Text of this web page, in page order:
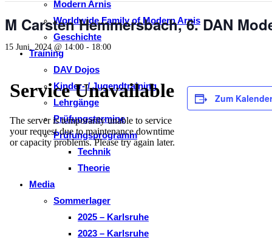
Modern Arnis
Worldwide Family of Modern Arnis
Geschichte
Training
DAV Dojos
Kinder- / Jugendtraining
Lehrgänge
Prüfungstermine
Prüfungsprogramm
Technik
Theorie
Media
Sommerlager
2025 – Karlsruhe
2023 – Karlsruhe
M Carsten Hemmersbach, 6. DAN
15 Juni, 2024 @ 14:00 - 18:00
Zum